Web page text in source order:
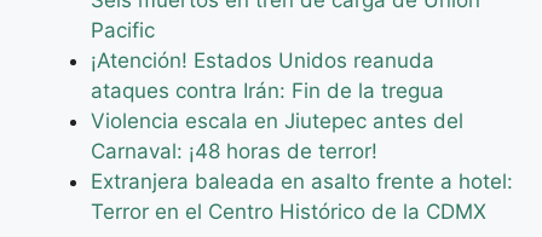
Pacific
¡Atención! Estados Unidos reanuda
ataques contra Irán: Fin de la tregua
Violencia escala en Jiutepec antes del
Carnaval: ¡48 horas de terror!
Extranjera baleada en asalto frente a hotel:
Terror en el Centro Histórico de la CDMX